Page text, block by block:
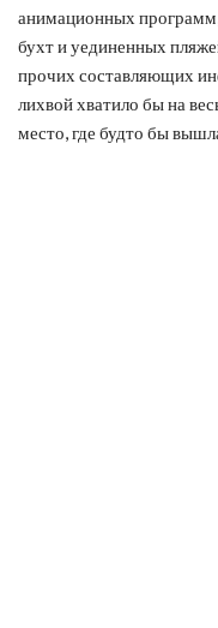
анимационных
бухт и уединенных
прочих составляющих
лихвой хватило бы на
место, где будто бы